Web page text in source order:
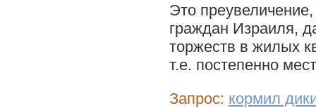
Это преувеличение,
граждан Израиля,
торжеств в жилых
т.е. постепенно
Запрос: кормил